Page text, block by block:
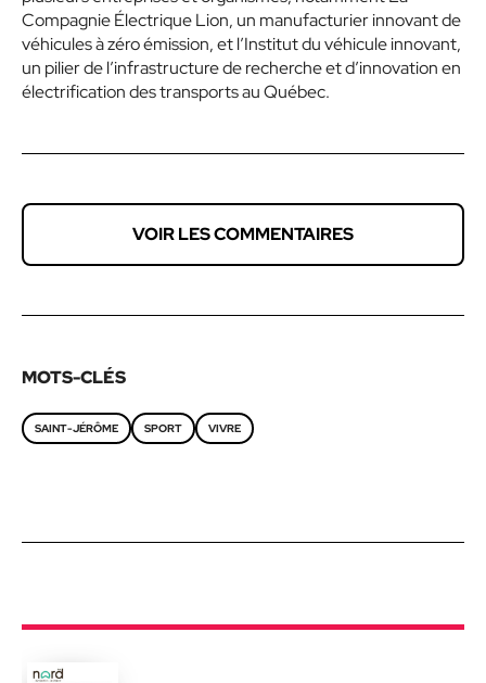
Compagnie Électrique Lion, un manufacturier innovant de
véhicules à zéro émission, et l’Institut du véhicule innovant,
un pilier de l’infrastructure de recherche et d’innovation en
électrification des transports au Québec.
VOIR LES COMMENTAIRES
MOTS-CLÉS
SAINT-JÉRÔME SPORT VIVRE